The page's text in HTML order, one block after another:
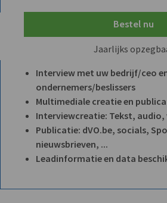
Bestel nu
Jaarlijks
Interview met uw bedrijf/ceo
ondernemers/beslissers
Multimediale creatie en
Interviewcreatie: Tekst, audio,
Publicatie: dVO.be, socials,
nieuwsbrieven, ...
Leadinformatie en data